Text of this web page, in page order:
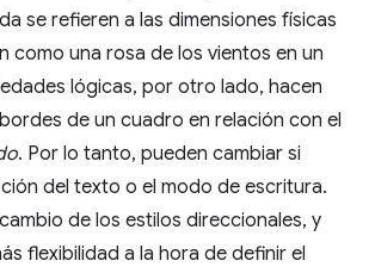
se refieren a las dimensiones físicas
como una rosa de los vientos en un
lógicas, por otro lado, hacen
de un cuadro en relación con el
. Por lo tanto, pueden cambiar si
del texto o el modo de escritura.
de los estilos direccionales, y
flexibilidad a la hora de definir el